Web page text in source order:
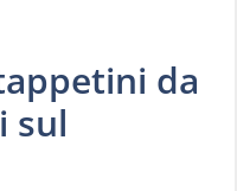
da
sul